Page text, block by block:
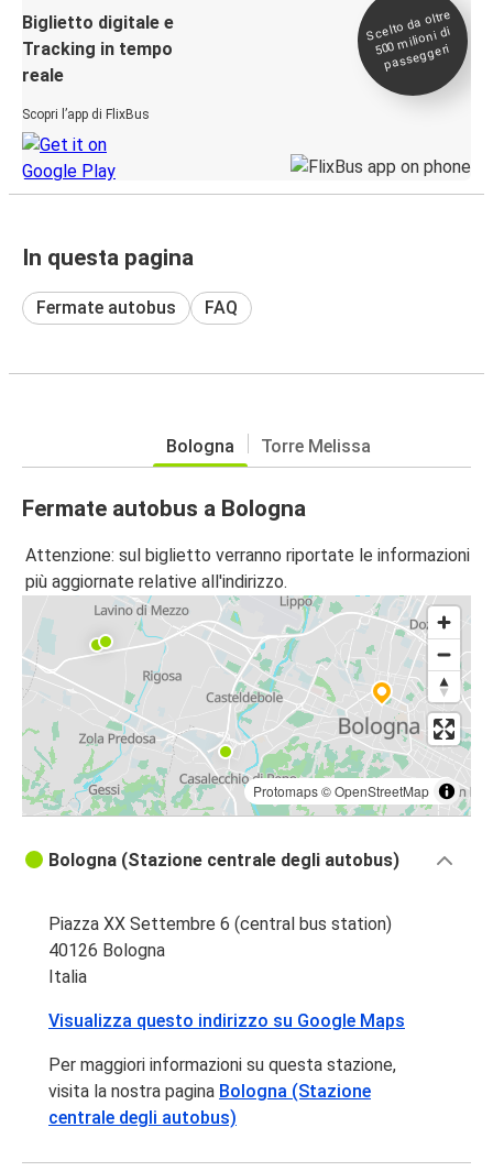
Biglietto digitale e
Tracking in tempo
reale
Scopri l’app di FlixBus
Scelto da oltre
500
milioni di
passeggeri
In questa pagina
Fermate autobus FAQ
Bologna Torre Melissa
Fermate autobus a Bologna
Attenzione: sul biglietto verranno riportate le informazioni
più aggiornate relative all'indirizzo.
Protomaps©OpenStreetMap
Bologna (Stazione centrale degli autobus)
Piazza XX Settembre 6 (central bus station)
40126 Bologna
Italia
Visualizza questo indirizzo su Google Maps
Per maggiori informazioni su questa stazione,
visita la nostra pagina Bologna (Stazione
centrale degli autobus)